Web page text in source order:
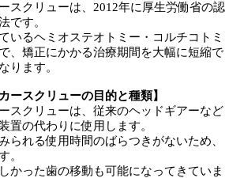
スクリューは、2012年に厚生労働省の認
です。
いるヘミオステオトミー・コルチコトミ
、矯正にかかる治療期間を大幅に短縮で
ります。
ースクリューの目的と種類】
スクリューは、従来のヘッドギアーなど
置の代わりに使用します。
られる使用時間のばらつきがないため、
。
かった歯の移動も可能になってきていま